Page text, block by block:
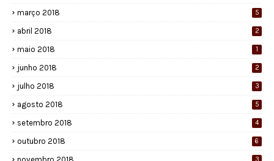
março 2018 5
abril 2018 2
maio 2018 1
junho 2018 2
julho 2018 3
agosto 2018 5
setembro 2018 4
outubro 2018 6